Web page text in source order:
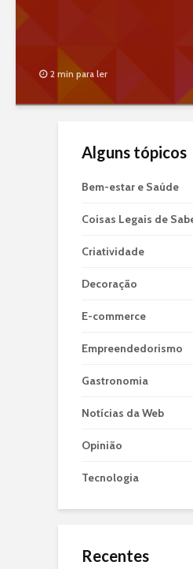
2 min para ler
Alguns tópicos
Bem-estar e Saúde
Coisas Legais de
Criatividade
Decoração
E-commerce
Empreendedorismo
Gastronomia
Notícias da Web
Opinião
Tecnologia
Recentes